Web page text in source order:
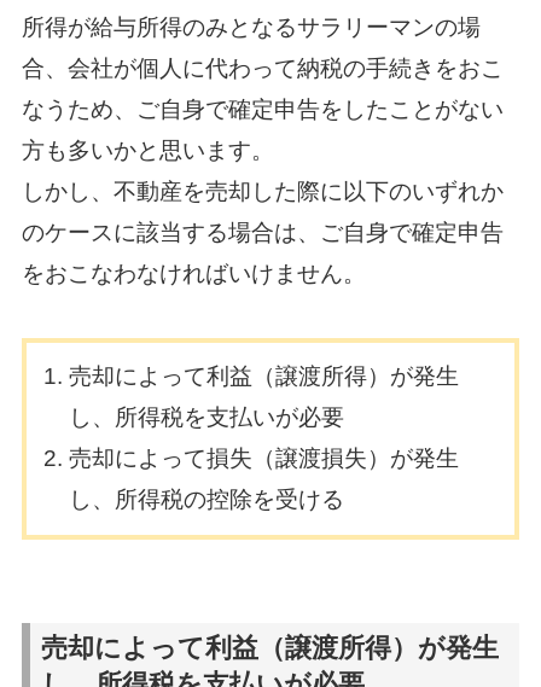
所得が給与所得のみとなるサラリーマンの場
合、会社が個人に代わって納税の手続きをおこ
なうため、ご自身で確定申告をしたことがない
方も多いかと思います。
しかし、不動産を売却した際に以下のいずれか
のケースに該当する場合は、ご自身で確定申告
をおこなわなければいけません。
売却によって利益（譲渡所得）が発生
し、所得税を支払いが必要
売却によって損失（譲渡損失）が発生
し、所得税の控除を受ける
売却によって利益（譲渡所得）が発生